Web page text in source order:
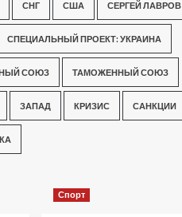
СНГ США СЕРГЕЙ ЛАВРОВ
СПЕЦИАЛЬНЫЙ ПРОЕКТ: УКРАИНА
СОЮЗ ТАМОЖЕННЫЙ СОЮЗ
ЗАПАД КРИЗИС САНКЦИИ
Спорт